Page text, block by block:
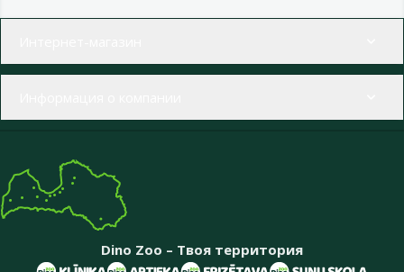
Dino Zoo – Твоя территория